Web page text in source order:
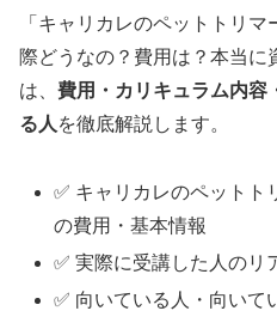
「キャリカレのペットトリ
際どうなの？費用は？本当
は、 費用・カリキュラム内容
る人 を徹底解説します。
✅ キャリカレのペットト
の費用・基本情報
✅ 実際に受講した人のリ
✅ 向いている人・向いて